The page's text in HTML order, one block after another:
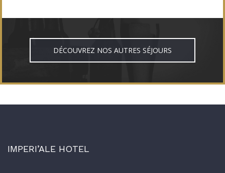
DÉCOUVREZ NOS AUTRES SÉJOURS
IMPERI’ALE HOTEL